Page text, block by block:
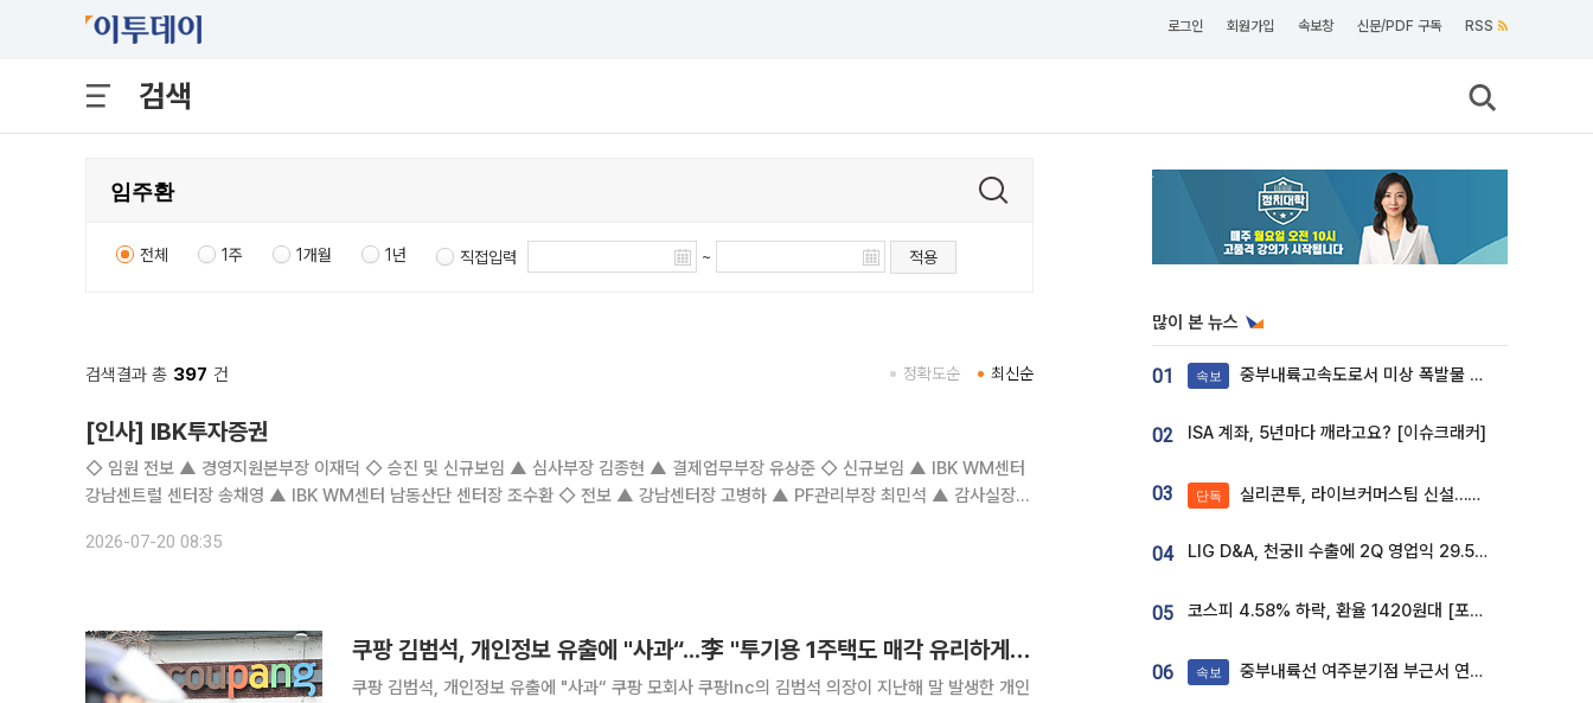
로그인 회원가입 속보창 신문/PDF 구독 RSS
검색
전체 1주 1개월 1년 직접입력 ~ 적용
검색결과 총 397 건 최신순
정확도순
[인사] IBK투자증권
◇ 임원 전보 ▲ 경영지원본부장 이재덕 ◇ 승진 및 신규보임 ▲ 심사부장 김종현 ▲ 결제업무부장 유상준 ◇ 신규보임 ▲ IBK WM센터
강남센트럴 센터장 송채영 ▲ IBK WM센터 남동산단 센터장 조수환 ◇ 전보 ▲ 강남센터장 고병하 ▲ PF관리부장 최민석 ▲ 감사실장
2026-07-20 08:35
쿠팡 김범석, 개인정보 유출에 "사과“...李 "투기용 1주택도 매각 유리하게“ 外 [오늘의 주요뉴스]
쿠팡 김범석, 개인정보 유출에 "사과“ 쿠팡 모회사 쿠팡Inc의 김범석 의장이 지난해 말 발생한 개인
많이 본 뉴스
01 속보 중부내륙고속도로서 미상 폭발물 발견
02 ISA 계좌, 5년마다 깨라고요? [이슈크래커]
03 단독 실리콘투, 라이브커머스팀 신설…K뷰티 ‘글로벌 판매망’ 확대[K뷰티 라방戰]
04 LIG D&A, 천궁Ⅱ 수출에 2Q 영업익 29.5%↑…수주잔고 24.6조 [종합]
05 코스피 4.58% 하락, 환율 1420원대 [포토]
06 속보 중부내륙선 여주분기점 부근서 연이은 추돌사고 발생